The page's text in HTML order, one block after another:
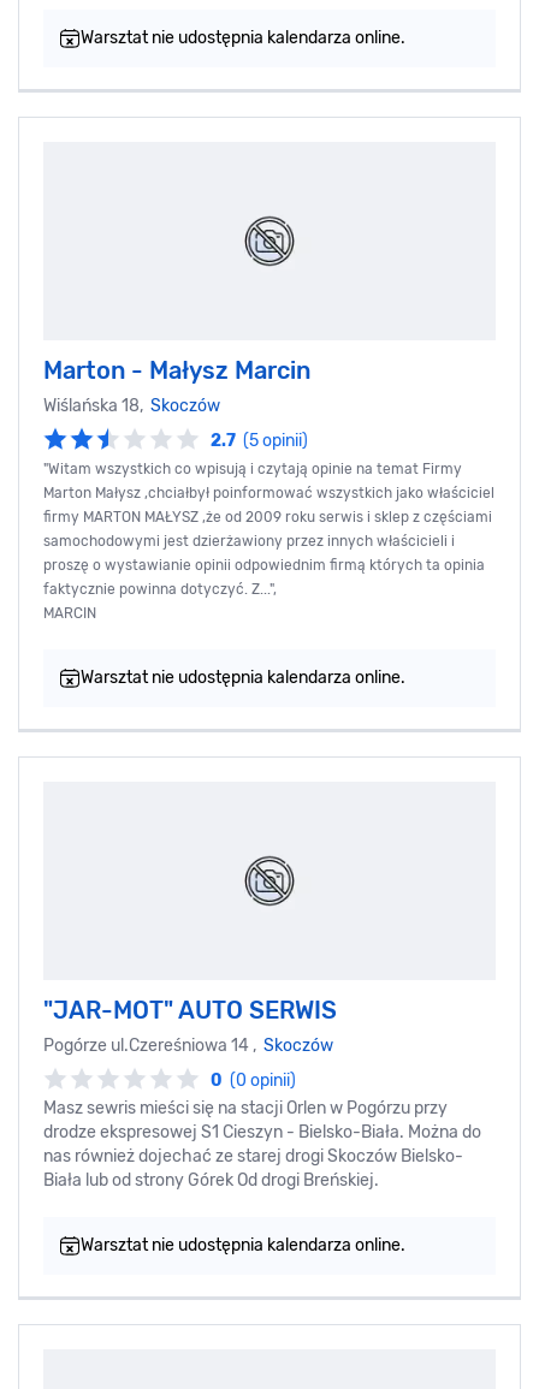
Warsztat nie udostępnia kalendarza online.
Marton - Małysz Marcin
Wiślańska 18, Skoczów
2.7 (5 opinii)
"Witam wszystkich co wpisują i czytają opinie na temat Firmy
Marton Małysz ,chciałbył poinformować wszystkich jako właściciel
firmy MARTON MAŁYSZ ,że od 2009 roku serwis i sklep z częściami
samochodowymi jest dzierżawiony przez innych właścicieli i
proszę o wystawianie opinii odpowiednim firmą których ta opinia
faktycznie powinna dotyczyć. Z...",
MARCIN
Warsztat nie udostępnia kalendarza online.
"JAR-MOT" AUTO SERWIS
Pogórze ul.Czereśniowa 14 , Skoczów
0 (0 opinii)
Masz sewris mieści się na stacji Orlen w Pogórzu przy
drodze ekspresowej S1 Cieszyn - Bielsko-Biała. Można do
nas również dojechać ze starej drogi Skoczów Bielsko-
Biała lub od strony Górek Od drogi Breńskiej.
Warsztat nie udostępnia kalendarza online.